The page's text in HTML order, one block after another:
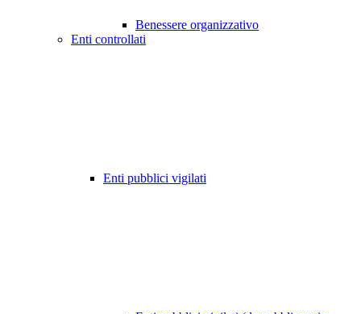
Benessere organizzativo
Enti controllati
Enti pubblici vigilati